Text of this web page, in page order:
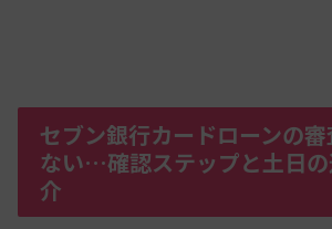
セブン銀行カードローンの
ない…確認ステップと土日
介